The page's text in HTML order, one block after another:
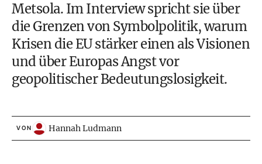
Metsola. Im Interview spricht sie über
die Grenzen von Symbolpolitik, warum
Krisen die EU stärker einen als Visionen
und über Europas Angst vor
geopolitischer Bedeutungslosigkeit.
VON Hannah Ludmann